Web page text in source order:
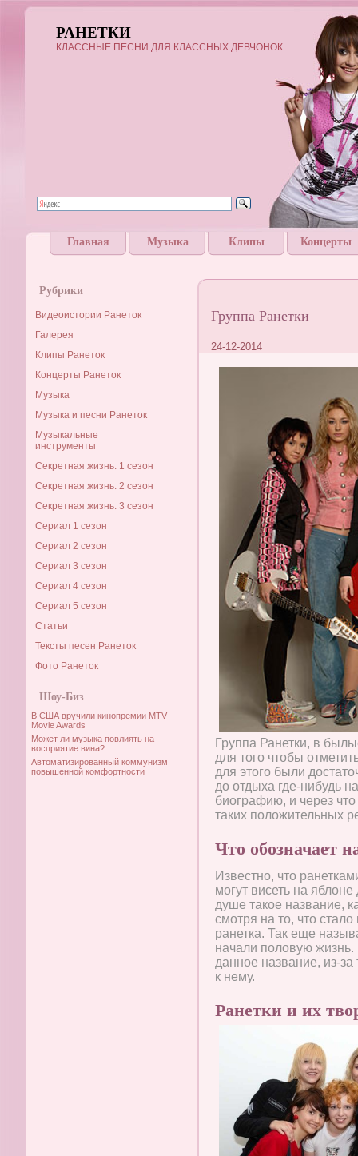
РАНЕТКИ
КЛАССНЫЕ ПЕСНИ ДЛЯ КЛАССНЫХ ДЕВЧОНОК
Главная Музыка Клипы Концерты
Рубрики
Видеоистории Ранеток
Галерея
Клипы Ранеток
Концерты Ранеток
Музыка
Музыка и песни Ранеток
Музыкальные
инструменты
Секретная жизнь. 1 сезон
Секретная жизнь. 2 сезон
Секретная жизнь. 3 сезон
Сериал 1 сезон
Сериал 2 сезон
Сериал 3 сезон
Сериал 4 сезон
Сериал 5 сезон
Статьи
Тексты песен Ранеток
Фото Ранеток
Шоу-Биз
В США вручили кинопремии MTV
Movie Awards
Может ли музыка повлиять на
восприятие вина?
Автоматизированный коммунизм
повышенной комфортности
Группа Ранетки
24-12-2014
Группа Ранетки, в
для того чтобы
для этого были
до отдыха где-нибудь
биографию, и через
таких положительных
Что обозначает
Известно, что
могут висеть на
душе такое название,
смотря на то, что
ранетка. Так еще
начали половую жизнь.
данное название, из-
к нему.
Ранетки и их